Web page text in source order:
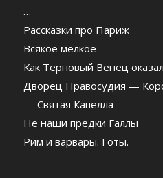
…
Рассказки про Париж
Всякое мелкое
Как Терновый Венец
Дворец Правосудия —
— Святая Капелла
Не наши предки Галлы
Рим и варвары. Готы.